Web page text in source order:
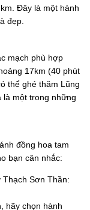
Đây là một hành
đẹp.
mạch phù hợp
17km (40 phút
thể ghé thăm Lũng
là một trong những
đồng hoa tam
bạn cân nhắc:
Sơn Thần:
hãy chọn hành